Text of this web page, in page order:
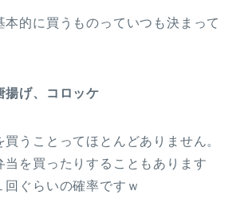
本的に買うものっていつも決まって
揚げ、コロッケ
うことってほとんどありません。
当を買ったりすることもあります
回ぐらいの確率ですｗ